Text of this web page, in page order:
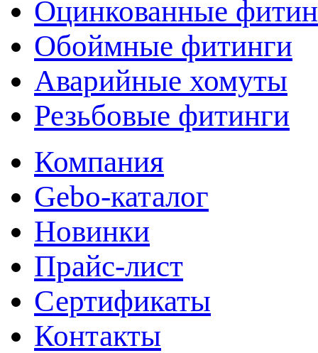
Оцинкованные
Обоймные фитинги
Аварийные хомуты
Резьбовые фитинги
Компания
Gebo-каталог
Новинки
Прайс-лист
Сертификаты
Контакты